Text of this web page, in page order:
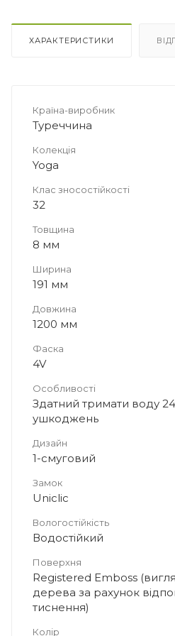
ХАРАКТЕРИСТИКИ
Країна-виробник
Туреччина
Колекція
Yoga
Клас зносостійкості
32
Товщина
8 мм
Ширина
191 мм
Довжина
1200 мм
Фаска
4V
Особливості
Здатний тримати воду
ушкоджень
Дизайн
1-смуговий
Замок
Uniclic
Вологостійкість
Водостійкий
Поверхня
Registered Emboss
дерева за рахунок
тиснення)
Колір